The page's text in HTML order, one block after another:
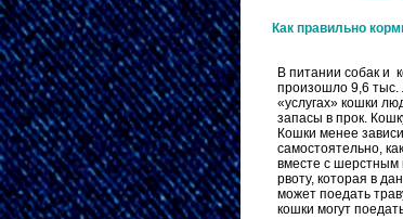
Как правильно
В питании собак и
произошло 9,6 тыс.
«услугах» кошки
запасы в прок.
Кошки менее
самостоятельно,
вместе с шерстным
рвоту, которая в
может поедать
кошки могут